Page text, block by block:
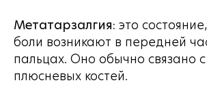
Метатарзалгия: это
боли возникают в передней
пальцах. Оно обычно связано
плюсневых костей.